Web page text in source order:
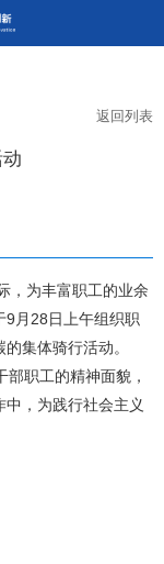
返回列表
，为丰富职工的业余
9月28日上午组织职
集体骑行活动。
职工的精神面貌，
，为践行社会主义